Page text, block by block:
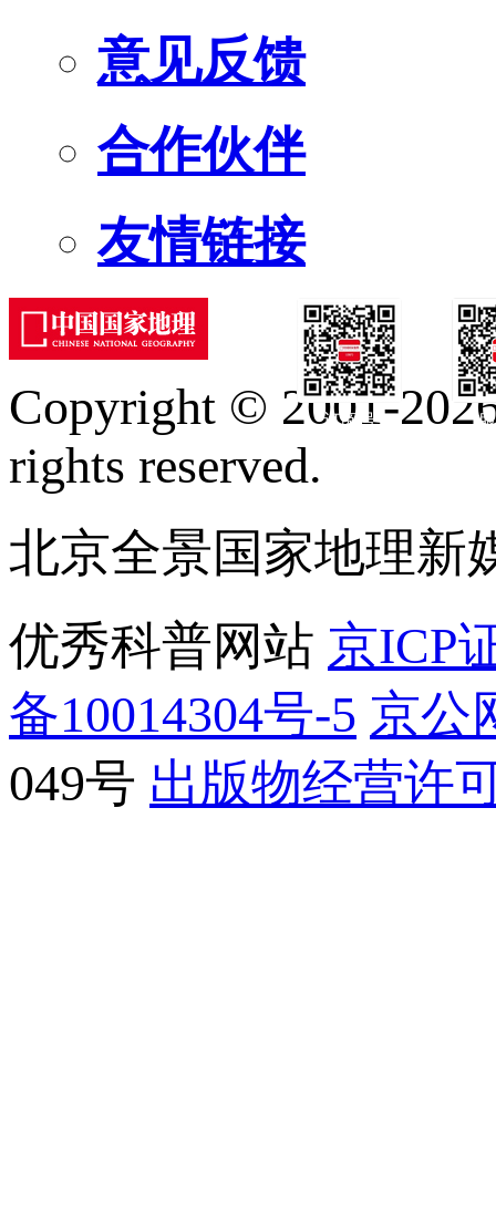
意见反馈
合作伙伴
友情链接
订阅号
Copyright © 2001-
rights reserved.
北京全景国家地理新
优秀科普网站 京ICP
备10014304号-5 京公
049号 出版物经营许